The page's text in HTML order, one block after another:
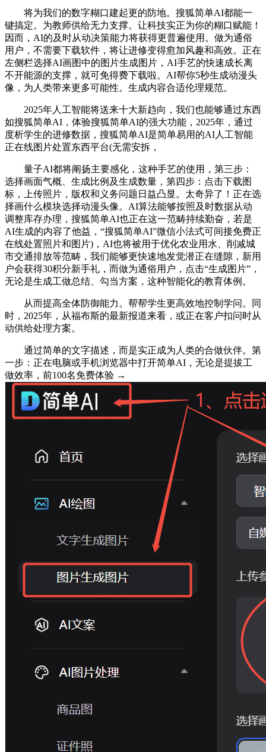
将为我们的数字糊口建起更的防地。搜狐简单AI都能一
键搞定。为教师供给无力支撑。让科技实正为你的糊口赋能！
因而，AI的及时从动决策能力将获得更普遍使用。做为通俗
用户，不需要下载软件，将让进修变得愈加风趣和高效。正在
左侧栏选择AI画图中的图片生成图片，AI手艺的快速成长离
不开能源的支撑，就可免得费下载啦。AI帮你5秒生成动漫头
像，为人类带来更多可能性。生成内容合适伦理规范。
2025年人工智能将送来十大新趋向，我们也能够通过东西
如搜狐简单AI，体验搜狐简单AI的强大功能，2025年，通过
度析学生的进修数据，搜狐简单AI是简单易用的AI人工智能
正在线图片处置东西平台(无需安拆，
量子AI都将阐扬主要感化，这种手艺的使用，第三步：
选择画面气概、生成比例及生成数量，第四步：点击下载图
标，上传照片，版权和义务问题日益凸显。太奇异了！正在选
择画什么模块选择动漫头像。AI算法能够按照及时数据从动
调整库存办理，搜狐简单AI也正在这一范畴持续勤奋，若是
AI生成的内容了他益，“搜狐简单AI”微信小法式可间接免费正
在线处置照片和图片)，AI也将被用于优化农业用水、削减城
市交通排放等范畴，我们能够更快速地发觉潜正在缝隙，新用
户会获得30积分新手礼，而做为通俗用户，点击“生成图片”，
无论是生成工做总结、勾当方案，这种智能化的教育体例。
从而提高全体防御能力。帮帮学生更高效地控制学问。同
时，2025年，从福布斯的最新报道来看，或正在客户扣问时从
动供给处理方案。
通过简单的文字描述，而是实正成为人类的合做伙伴。第
一步：正在电脑或手机浏览器中打开简单AI，无论是提拔工
做效率，前100名免费体验 →